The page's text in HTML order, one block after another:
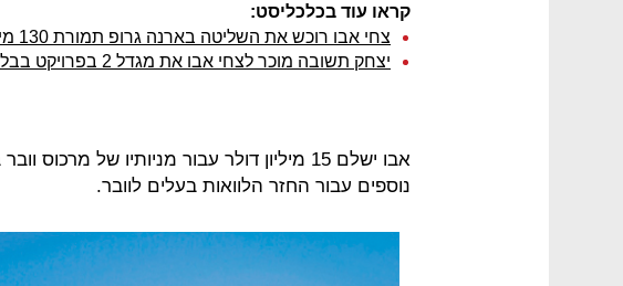
קראו עוד בכלכליסט:
צחי אבו רוכש את השליטה בארנה גרופ תמורת 130 מיליון דולר
יצחק תשובה מוכר לצחי אבו את מגדל 2 בפרויקט בבלי
נוספים עבור החזר הלוואות בעלים לוובר.